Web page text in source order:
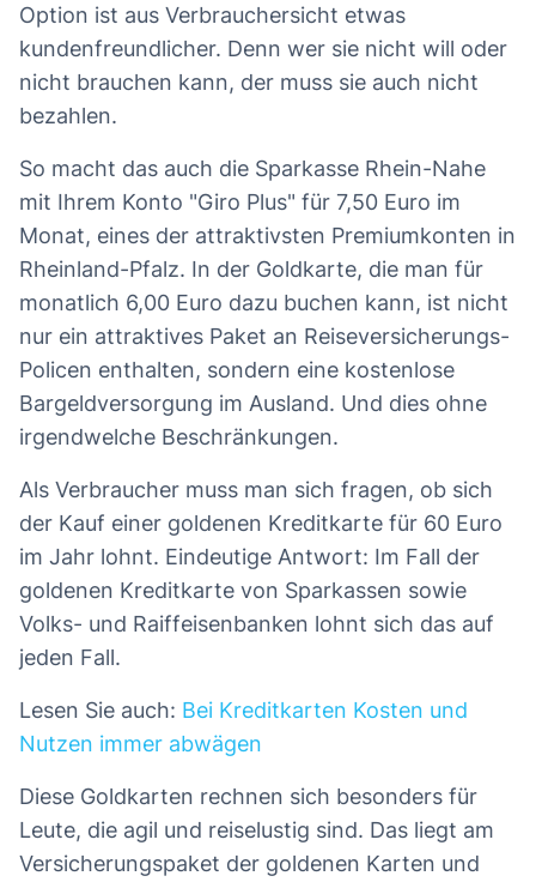
Option ist aus Verbrauchersicht etwas
kundenfreundlicher. Denn wer sie nicht will oder
nicht brauchen kann, der muss sie auch nicht
bezahlen.
So macht das auch die Sparkasse Rhein-Nahe
mit Ihrem Konto "Giro Plus" für 7,50 Euro im
Monat, eines der attraktivsten Premiumkonten in
Rheinland-Pfalz. In der Goldkarte, die man für
monatlich 6,00 Euro dazu buchen kann, ist nicht
nur ein attraktives Paket an Reiseversicherungs-
Policen enthalten, sondern eine kostenlose
Bargeldversorgung im Ausland. Und dies ohne
irgendwelche Beschränkungen.
Als Verbraucher muss man sich fragen, ob sich
der Kauf einer goldenen Kreditkarte für 60 Euro
im Jahr lohnt. Eindeutige Antwort: Im Fall der
goldenen Kreditkarte von Sparkassen sowie
Volks- und Raiffeisenbanken lohnt sich das auf
jeden Fall.
Lesen Sie auch: Bei Kreditkarten Kosten und
Nutzen immer abwägen
Diese Goldkarten rechnen sich besonders für
Leute, die agil und reiselustig sind. Das liegt am
Versicherungspaket der goldenen Karten und